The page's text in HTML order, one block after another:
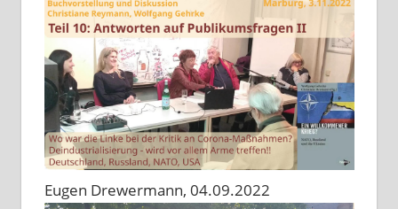
Eugen Drewermann, 04.09.2022